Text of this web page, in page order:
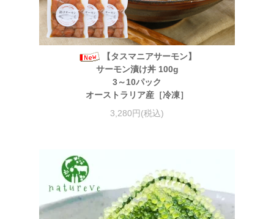
【タスマニアサーモン】
サーモン漬け丼 100g
3～10パック
オーストラリア産［冷凍］
3,280円(税込)